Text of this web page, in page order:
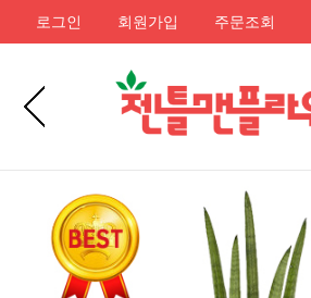
로그인 회원가입 주문조회